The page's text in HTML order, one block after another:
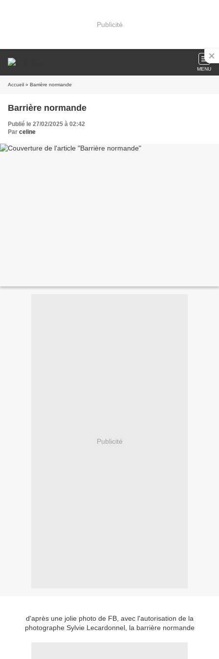
Publicité
MENU
Accueil » Barrière normande
Barrière normande
Publié le 27/02/2025 à 02:42
Par celine
Publicité
d'après une jolie photo de FB, avec l'autorisation de la
photographe Sylvie Lecardonnel, la barrière normande